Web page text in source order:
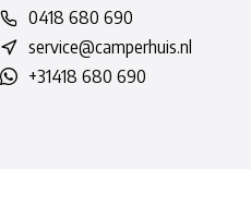
0418 680 690
service@camperhuis.nl
+31418 680 690